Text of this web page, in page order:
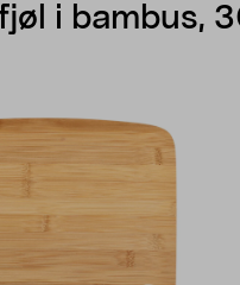
i bambus,